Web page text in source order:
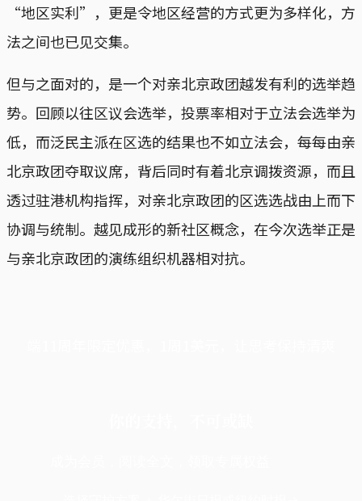
“地区实利”，更是令地区经营的方式更为多样化，方
法之间也已见交集。
但与之面对的，是一个对亲北京政团越发有利的选举趋
势。回顾以往区议会选举，投票率相对于立法会选举为
低，而泛民主派在区选的结果也不如立法会，每每由亲
北京政团夺取议席，背后同时有着北京调拨资源，而且
透过驻港机构指挥，对亲北京政团的区选选战由上而下
协调与统制。越见成形的新社区概念，在今次选举正是
与亲北京政团的演练组织机器相对抗。